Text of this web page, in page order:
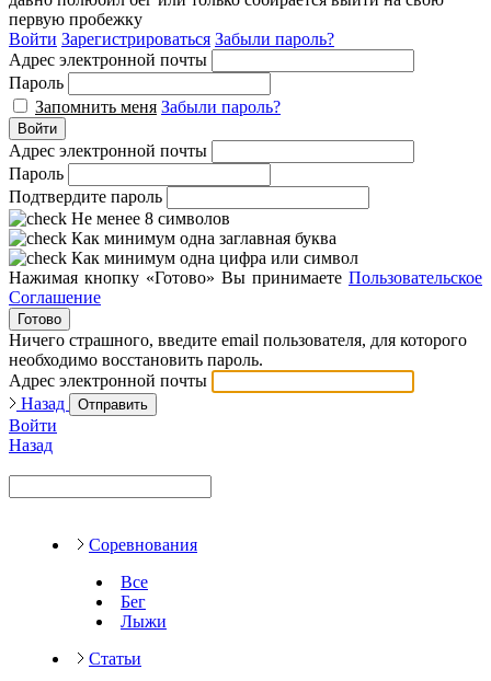
первую пробежку
Войти Зарегистрироваться Забыли пароль?
Адрес электронной почты
Пароль
Запомнить меня Забыли пароль?
Войти
Адрес электронной почты
Пароль
Подтвердите пароль
Не менее 8 символов
Как минимум одна заглавная буква
Как минимум одна цифра или символ
Нажимая кнопку «Готово» Вы принимаете Пользовательское
Соглашение
Готово
Ничего страшного, введите email пользователя, для которого
необходимо восстановить пароль.
Адрес электронной почты
Назад
Отправить
Войти
Назад
Соревнования
Все
Бег
Лыжи
Статьи